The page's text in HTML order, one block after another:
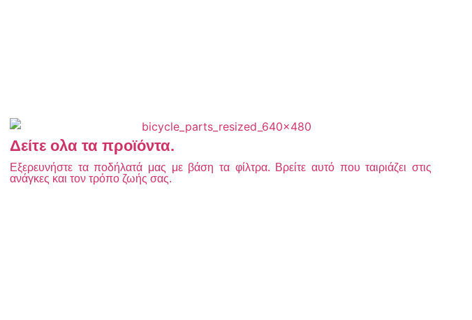
Δείτε ολα τα προϊόντα.
Εξερευνήστε τα ποδήλατά μας με βάση τα φίλτρα. Βρείτε αυτό που ταιριάζει στις
ανάγκες και τον τρόπο ζωής σας.